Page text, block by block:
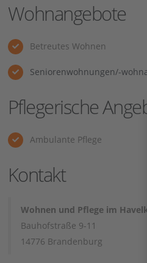
Wohnangebote
Betreutes Wohnen
Seniorenwohnungen/-
Pflegerische
Ambulante Pflege
Kontakt
Wohnen und Pflege im
Bauhofstraße 9-11
14776 Brandenburg